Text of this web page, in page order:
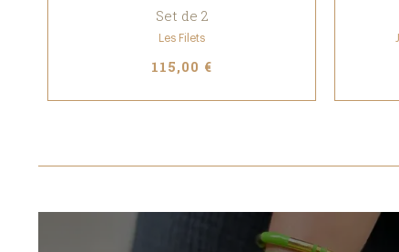
Set de 2
Les Filets
115,00 €